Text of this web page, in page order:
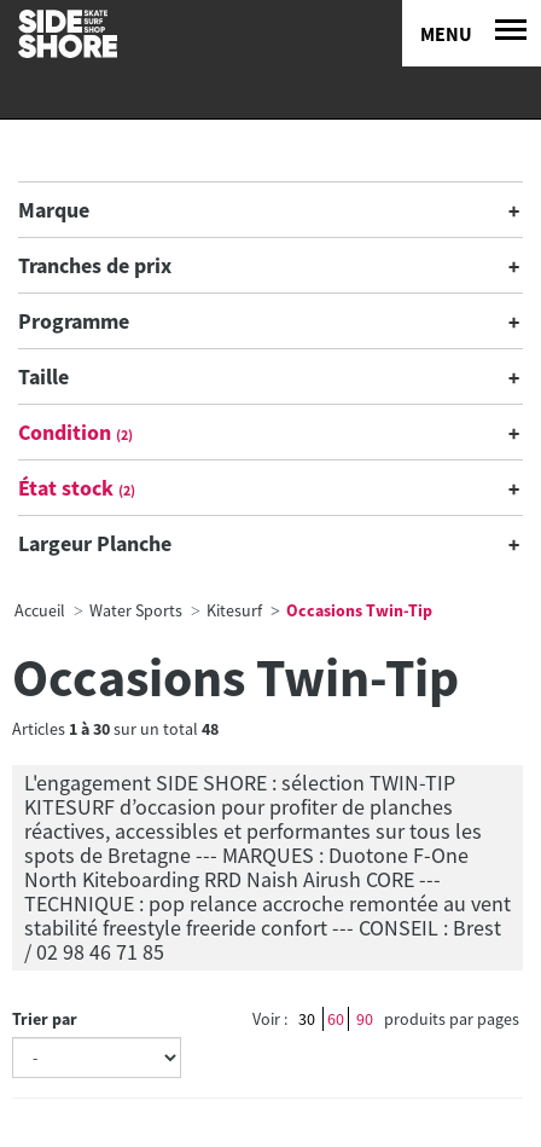
MENU
Marque
Tranches de prix
Programme
Taille
Condition (2)
État stock (2)
Largeur Planche
Accueil Water Sports Kitesurf Occasions Twin-Tip
Occasions Twin-Tip
Articles 1à30sur un total 48
L'engagement SIDE SHORE : sélection TWIN-TIP
KITESURF d’occasion pour profiter de planches
réactives, accessibles et performantes sur tous les
spots de Bretagne --- MARQUES : Duotone F-One
North Kiteboarding RRD Naish Airush CORE ---
TECHNIQUE : pop relance accroche remontée au vent
stabilité freestyle freeride confort --- CONSEIL : Brest
/ 02 98 46 71 85
Trier par Voir : 30 60 90 produits par pages